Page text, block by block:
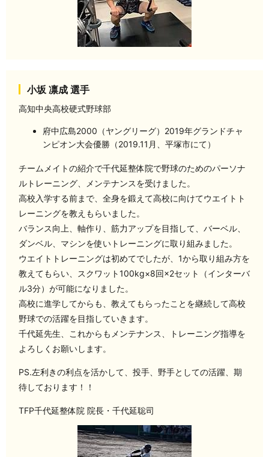
小坂 凛成 選手
高知中央高校硬式野球部
府中広島2000（ヤングリーグ）2019年グランドチャ
ンピオン大会優勝（2019.11月、平塚市にて）
チームメイトの紹介で千代延整体院で野球のためのパーソナ
ルトレーニング、メンテナンスを受けました。
高校入学する前まで、全身を鍛えて高校に向けてウエイトト
レーニングを教えもらいました。
バランス向上、軸作り、筋力アップを目指して、バーベル、
ダンベル、マシンを使いトレーニングに取り組みました。
ウエイトトレーニングは初めてでしたが、1から取り組み方を
教えてもらい、スクワット100kg×8回×2セット（インターバ
ル3分）が可能になりました。
高校に進学してからも、教えてもらったことを継続して高校
野球での活躍を目指していきます。
千代延先生、これからもメンテナンス、トレーニング指導を
よろしくお願いします。
PS.左利きの利点を活かして、投手、野手としての活躍、期
待しております！！
TFP千代延整体院 院長・千代延聡司️